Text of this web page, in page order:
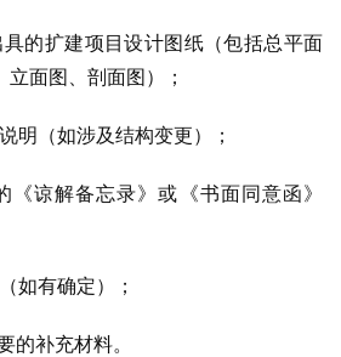
的扩建项目设计图纸（包括总平面
面图、剖面图）；
明（如涉及结构变更）；
谅解备忘录》或《书面同意函》
如有确定）；
的补充材料。